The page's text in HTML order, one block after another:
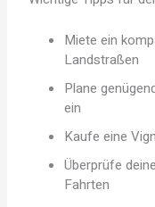
Miete ein
Landstraßen
Plane
ein
Kaufe eine
Überprüfe
Fahrten